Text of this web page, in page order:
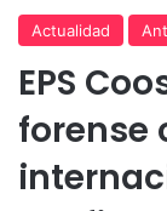
Actualidad
EPS
forense